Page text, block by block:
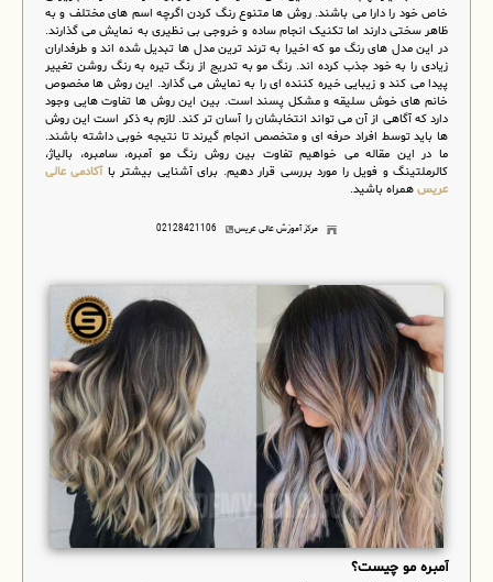
خاص خود را دارا می باشند. روش ها متنوع رنگ کردن اگرچه اسم های مختلف و به
ظاهر سختی دارند اما تکنیک انجام ساده و خروجی بی نظیری به نمایش می گذارند.
در این مدل های رنگ مو که اخیرا به ترند ترین مدل ها تبدیل شده اند و طرفداران
زیادی را به خود جذب کرده اند. رنگ مو به تدریج از رنگ تیره به رنگ روشن تغییر
پیدا می کند و زیبایی خیره کننده ای را به نمایش می گذارد. این روش ها مخصوص
خانم های خوش سلیقه و مشکل پسند است. بین این روش ها تفاوت هایی وجود
دارد که آگاهی از آن می تواند انتخابشان را آسان تر کند. لازم به ذکر است این روش
ها باید توسط افراد حرفه ای و متخصص انجام گیرند تا نتیجه خوبی داشته باشند.
ما در این مقاله می خواهیم تفاوت بین روش رنگ مو آمبره، سامبره، بالیاژ،
کالرملتینگ و فویل را مورد بررسی قرار دهیم. برای آشنایی بیشتر باآکادمی عالی
عریس همراه باشید.
مرکز آموزش عالی عریس 02128421106
آمبره مو چیست؟